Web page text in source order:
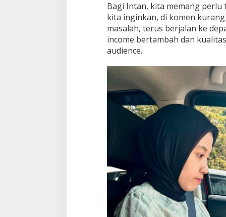
Bagi Intan, kita memang
kita inginkan, di komen
masalah, terus berjalan ke
income bertambah dan
audience.